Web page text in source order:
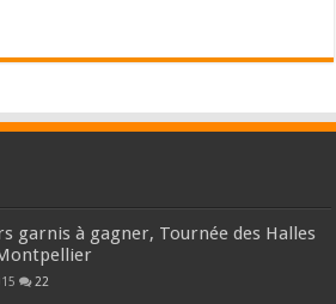
garnis à gagner, Tournée des Halles
22